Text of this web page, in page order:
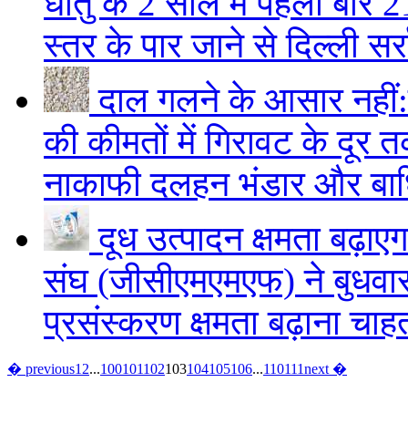
स्तर के पार जाने से दिल्ली
दाल गलने के आसार
की कीमतों में गिरावट के दूर
नाकाफी दलहन भंडार और
दूध उत्पादन क्षमता
संघ (जीसीएमएमएफ) ने
प्रसंस्करण क्षमता बढ़ाना
� previous1 2...100101102103104105106...110111next �